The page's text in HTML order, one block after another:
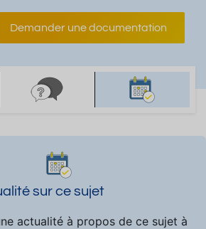
Demander une documentation
sur ce sujet
actualité à propos de ce sujet à